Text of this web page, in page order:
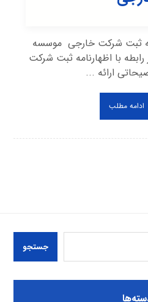
ثبت شرکت خارجی موسسه
با اظهارنامه ثبت شرکت
ارائه ...
ادامه مطلب
جستجو